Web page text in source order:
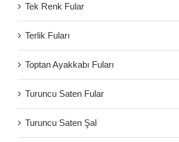
Tek Renk Fular
Terlik Fuları
Toptan Ayakkabı Fuları
Turuncu Saten Fular
Turuncu Saten Şal